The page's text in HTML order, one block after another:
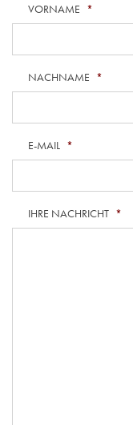
VORNAME *
NACHNAME *
E-MAIL *
IHRE NACHRICHT *